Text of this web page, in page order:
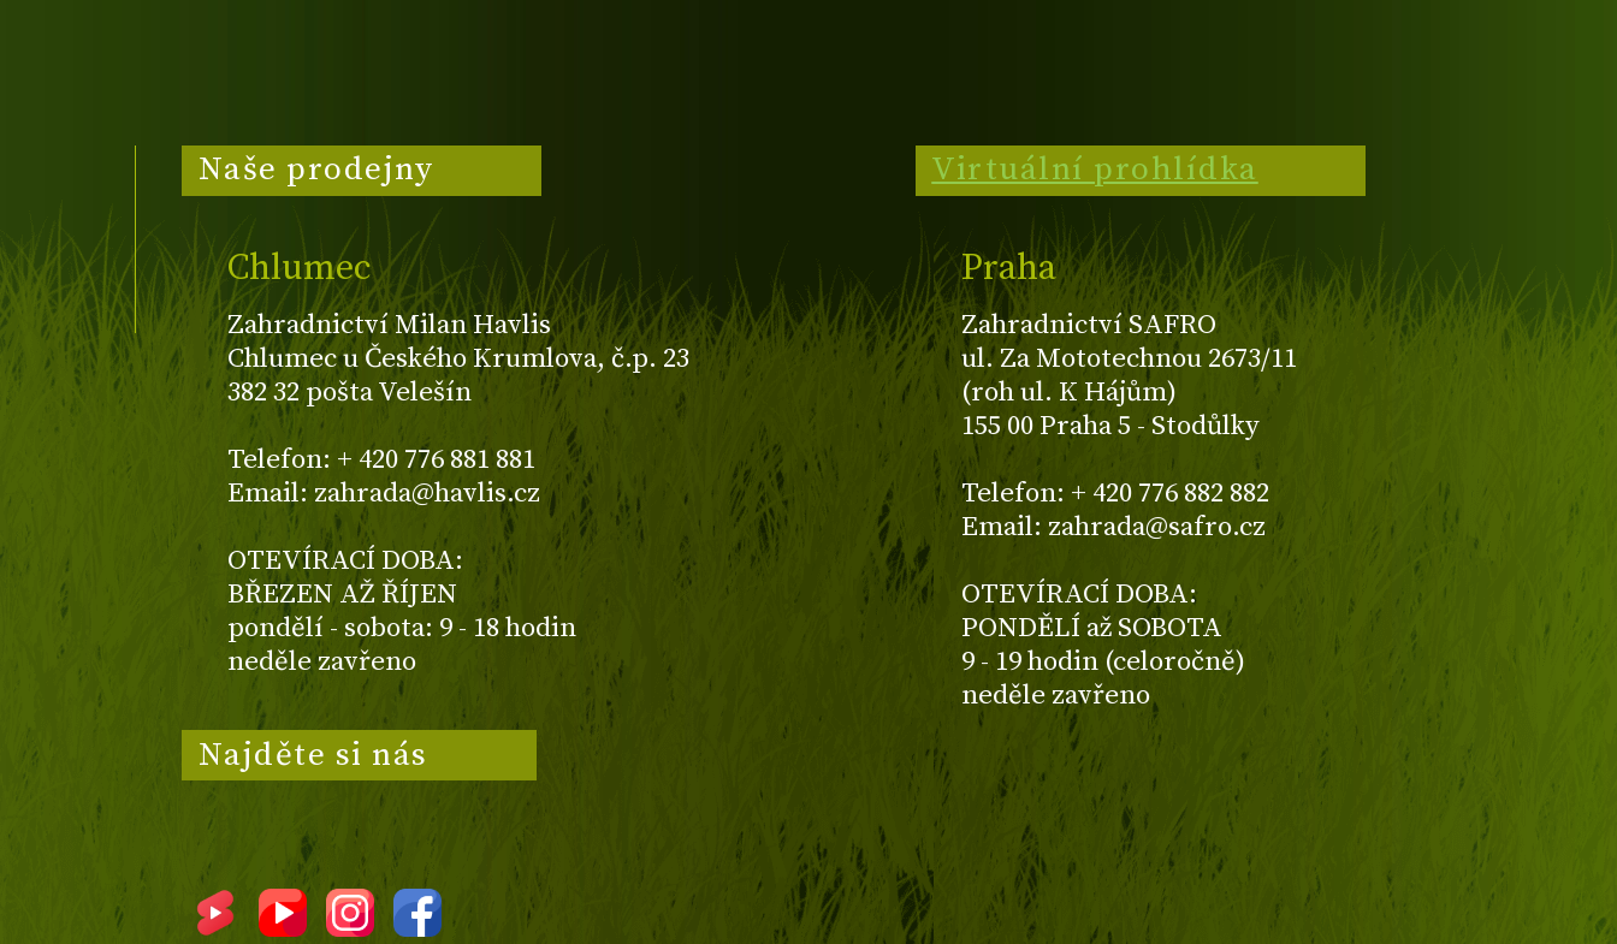
Naše prodejny
Chlumec
Zahradnictví Milan Havlis
Chlumec u Českého Krumlova, č.p. 23
382 32 pošta Velešín
Telefon: + 420 776 881 881
Email: zahrada@havlis.cz
OTEVÍRACÍ DOBA:
BŘEZEN AŽ ŘÍJEN
pondělí - sobota: 9 - 18 hodin
neděle zavřeno
Virtuální prohlídka
Praha
Zahradnictví SAFRO
ul. Za Mototechnou 2673/11
(roh ul. K Hájům)
155 00 Praha 5 - Stodůlky
Telefon: + 420 776 882 882
Email: zahrada@safro.cz
OTEVÍRACÍ DOBA:
PONDĚLÍ až SOBOTA
9 - 19 hodin (celoročně)
neděle zavřeno
Najděte si nás